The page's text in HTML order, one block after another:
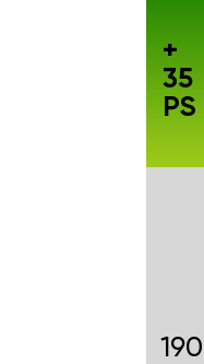
190
+
35
PS